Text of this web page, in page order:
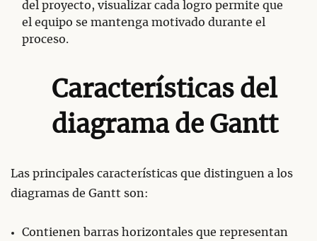
del proyecto, visualizar cada logro permite que
el equipo se mantenga motivado durante el
proceso.
Características del
diagrama de Gantt
Las principales características que distinguen a los
diagramas de Gantt son:
Contienen barras horizontales que representan